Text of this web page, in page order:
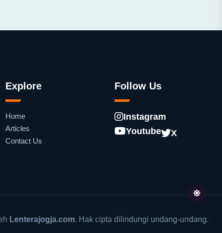
Explore
Home
Articles
Contact Us
Follow Us
Instagram
Youtube
X
Lenterajogja.com. Hak cipta dilindungi undang-undang.